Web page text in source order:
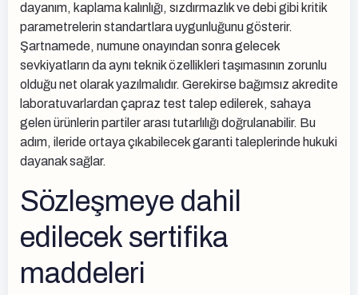
dayanım, kaplama kalınlığı, sızdırmazlık ve debi gibi kritik
parametrelerin standartlara uygunluğunu gösterir.
Şartnamede, numune onayından sonra gelecek
sevkiyatların da aynı teknik özellikleri taşımasının zorunlu
olduğu net olarak yazılmalıdır. Gerekirse bağımsız akredite
laboratuvarlardan çapraz test talep edilerek, sahaya
gelen ürünlerin partiler arası tutarlılığı doğrulanabilir. Bu
adım, ileride ortaya çıkabilecek garanti taleplerinde hukuki
dayanak sağlar.
Sözleşmeye dahil
edilecek sertifika
maddeleri